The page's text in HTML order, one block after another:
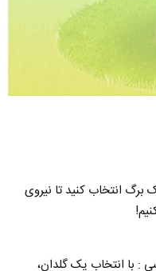
انتخاب کنید تا نیروی
انتخاب یک گلدان،